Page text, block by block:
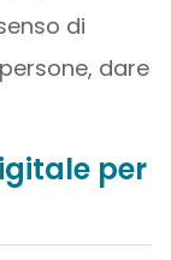
di
dare
per